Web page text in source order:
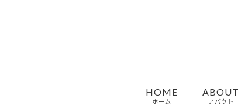
HOME
ホーム
ABOUT
アバウト